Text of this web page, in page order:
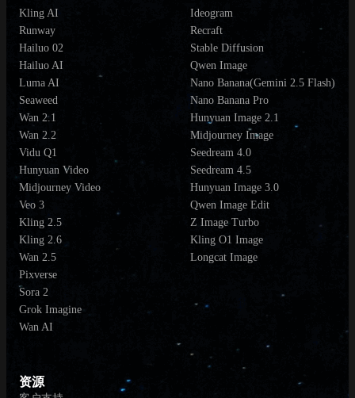
Kling AI
Runway
Hailuo 02
Hailuo AI
Luma AI
Seaweed
Wan 2.1
Wan 2.2
Vidu Q1
Hunyuan Video
Midjourney Video
Veo 3
Kling 2.5
Kling 2.6
Wan 2.5
Pixverse
Sora 2
Grok Imagine
Wan AI
Ideogram
Recraft
Stable Diffusion
Qwen Image
Nano Banana(Gemini 2.5 Flash)
Nano Banana Pro
Hunyuan Image 2.1
Midjourney Image
Seedream 4.0
Seedream 4.5
Hunyuan Image 3.0
Qwen Image Edit
Z Image Turbo
Kling O1 Image
Longcat Image
资源